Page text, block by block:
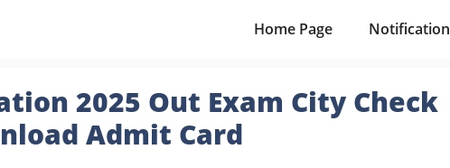
Home Page Notification
2025 Out Exam City Check
Admit Card